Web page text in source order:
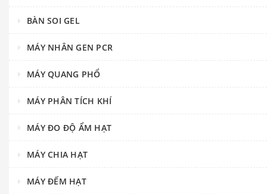
BÀN SOI GEL
MÁY NHÂN GEN PCR
MÁY QUANG PHỔ
MÁY PHÂN TÍCH KHÍ
MÁY ĐO ĐỘ ẨM HẠT
MÁY CHIA HẠT
MÁY ĐẾM HẠT